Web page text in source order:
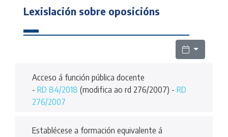
ESCOLA PÚBLICA
CONTACTO
Lexislación sobre oposicións
Acceso á función pública docente
- RD 84/2018 (modifica ao rd 276/2007) - RD
276/2007
Establécese a formación equivalente á